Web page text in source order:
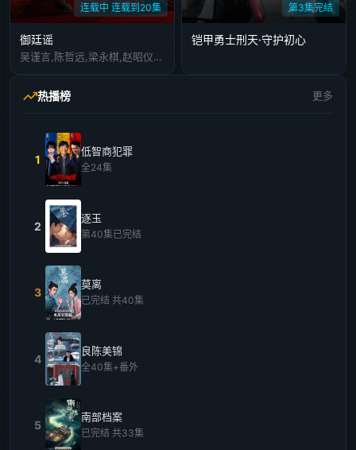
连载中 连载到20集
御廷谣
吴谨言,陈哲远,梁永棋,赵昭仪,张南,郭品超,盛一伦,吴岱融,黄祖鑫,宋麒
第3集完结
铠甲勇士刑天·守护初心
热播榜 更多
1
低智商犯罪
全24集
2
逐玉
第40集已完结
3
莫离
已完结 共40集
4
良陈美锦
全40集+番外
5
南部档案
已完结 共33集